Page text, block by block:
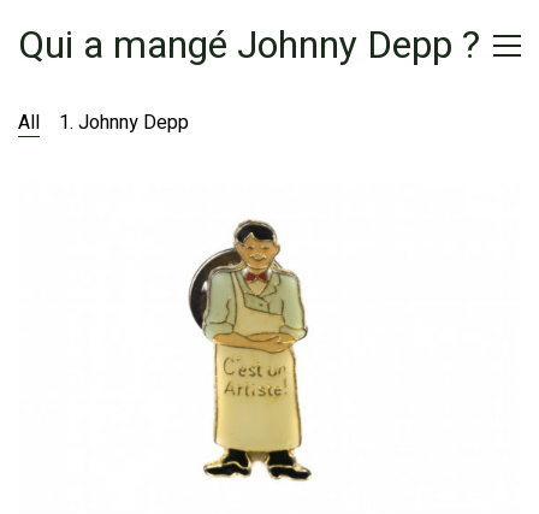
Qui a mangé Johnny Depp ?
All 1. Johnny Depp